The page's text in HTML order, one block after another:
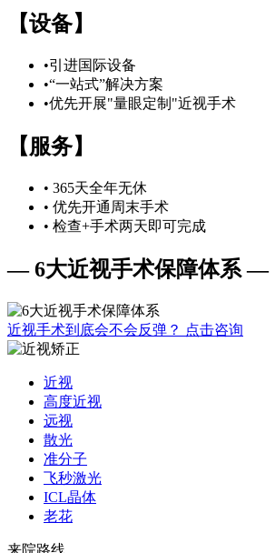
【设备】
•引进国际设备
•“一站式”解决方案
•优先开展"量眼定制"近视手术
【服务】
• 365天全年无休
• 优先开通周末手术
• 检查+手术两天即可完成
— 6大近视手术保障体系 —
近视手术到底会不会反弹？ 点击咨询
近视
高度近视
远视
散光
准分子
飞秒激光
ICL晶体
老花
来院路线